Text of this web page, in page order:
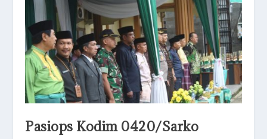
Pasiops Kodim 0420/Sarko